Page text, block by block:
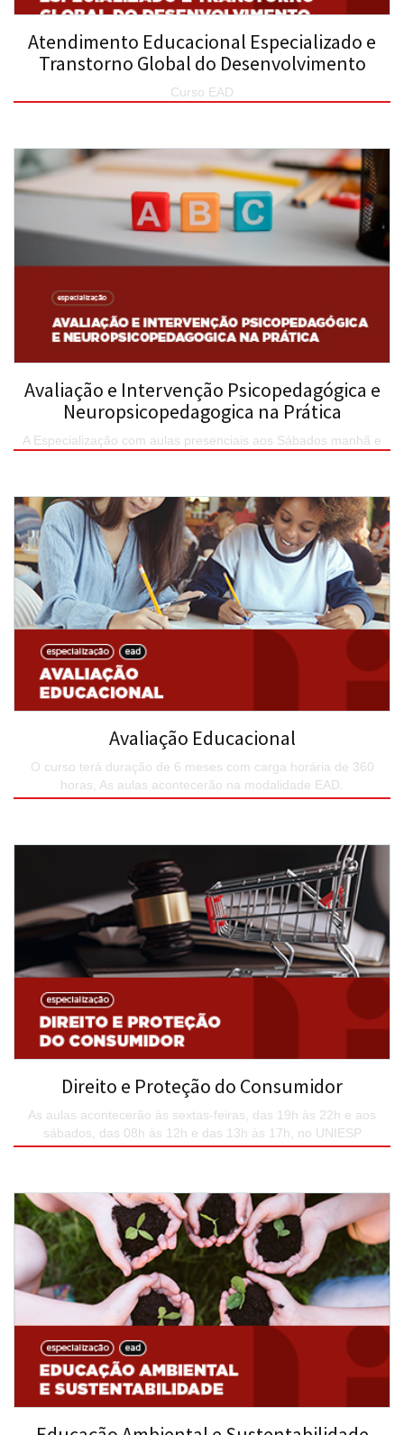
Atendimento Educacional Especializado e
Transtorno Global do Desenvolvimento
Curso EAD
Avaliação e Intervenção Psicopedagógica e
Neuropsicopedagogica na Prática
A Especialização com aulas presenciais aos Sábados manhã e
SAIBA MAIS
Avaliação Educacional
O curso terá duração de 6 meses com carga horária de 360
horas, As aulas acontecerão na modalidade EAD.
Direito e Proteção do Consumidor
As aulas acontecerão às sextas-feiras, das 19h às 22h e aos
sábados, das 08h às 12h e das 13h às 17h, no UNIESP